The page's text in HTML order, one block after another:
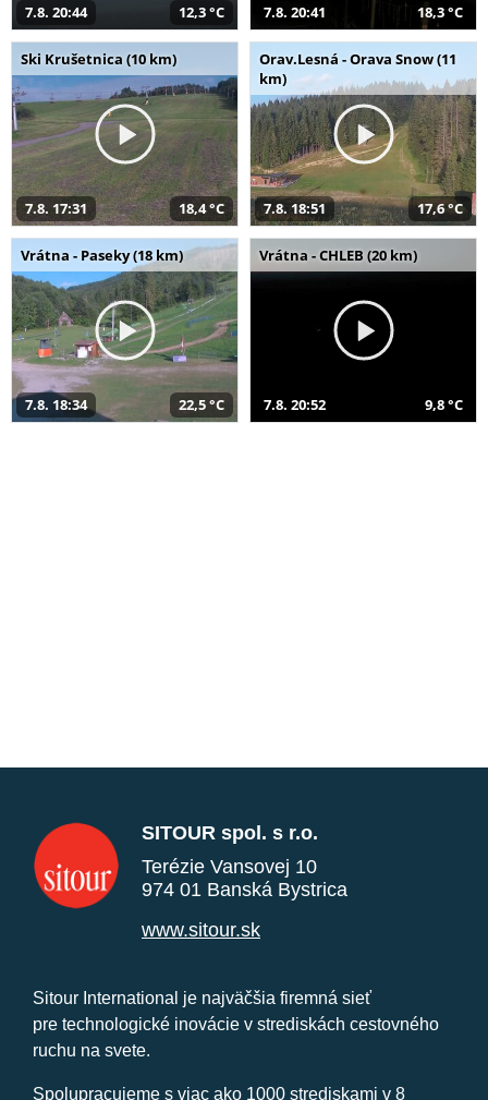
7.8. 20:44 12,3 °C 7.8. 20:41 18,3 °C
Ski Krušetnica (10 km)
7.8. 17:31 18,4 °C
Orav.Lesná - Orava Snow (11
km)
7.8. 18:51 17,6 °C
Vrátna - Paseky (18 km)
7.8. 18:34 22,5 °C
Vrátna - CHLEB (20 km)
7.8. 20:52 9,8 °C
SITOUR spol. s r.o.
Terézie Vansovej 10
974 01 Banská Bystrica
www.sitour.sk
Sitour International je najväčšia firemná sieť
pre technologické inovácie v strediskách cestovného
ruchu na svete.
Spolupracujeme s viac ako 1000 strediskami v 8